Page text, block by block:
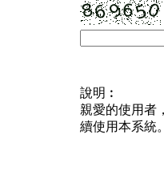
說明︰
親愛的使用者
續使用本系統